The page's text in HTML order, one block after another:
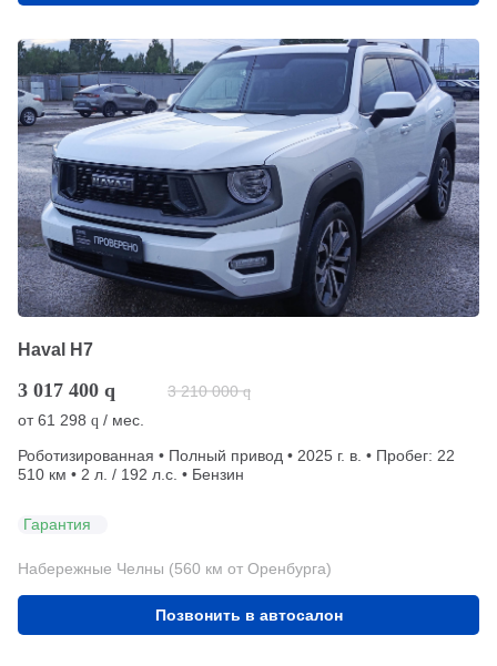
Haval H7
3 017 400 q 3 210 000 q
от61 298 q / мес.
Роботизированная • Полный привод • 2025 г. в. • Пробег: 22
510 км • 2 л. / 192 л.с. • Бензин
Гарантия
Набережные Челны (560 км от Оренбурга)
Позвонить в автосалон